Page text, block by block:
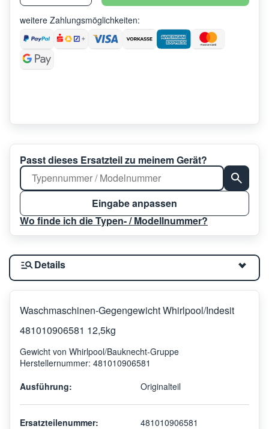
weitere Zahlungsmöglichkeiten:
Passt dieses Ersatzteil zu meinem Gerät?
Eingabe anpassen
Wo finde ich die Typen- / Modellnummer?
Details
Waschmaschinen-Gegengewicht Whirlpool/Indesit
481010906581 12,5kg
Gewicht von Whirlpool/Bauknecht-Gruppe
Herstellernummer: 481010906581
Ausführung:
Originalteil
Ersatzteilenummer: 481010906581